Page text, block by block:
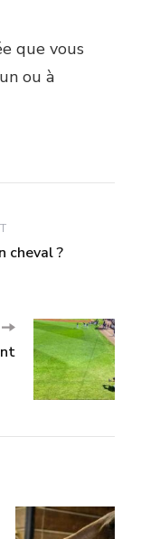
que vous
ou à
cheval ?